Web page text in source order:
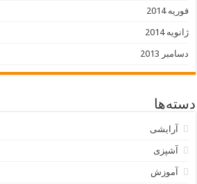
فوریه 2014
ژانویه 2014
دسامبر 2013
دسته‌ها
آرایشی
آشپزی
آموزش